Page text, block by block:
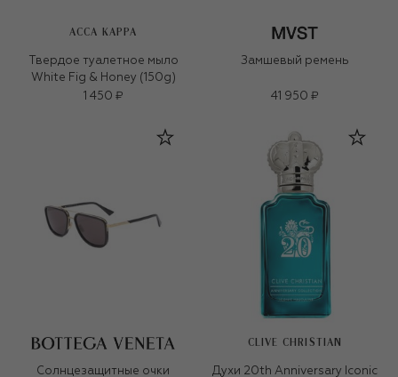
ACCA KAPPA
Твердое туалетное мыло
White Fig & Honey (150g)
1 450 ₽
Замшевый ремень
41 950 ₽
Солнцезащитные очки
CLIVE CHRISTIAN
Духи 20th Anniversary Iconic